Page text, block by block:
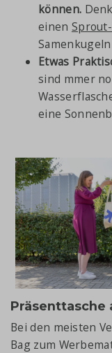
können.
einen
Etwas
sind mmer
eine
Präsenttasche
Bei den meisten
Bag zum